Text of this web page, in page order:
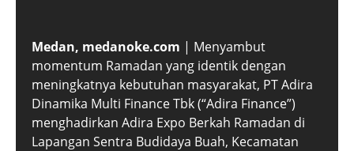
Medan, medanoke.com | Menyambut
momentum Ramadan yang identik dengan
meningkatnya kebutuhan masyarakat, PT Adira
Dinamika Multi Finance Tbk (“Adira Finance”)
menghadirkan Adira Expo Berkah Ramadan di
Lapangan Sentra Budidaya Buah, Kecamatan